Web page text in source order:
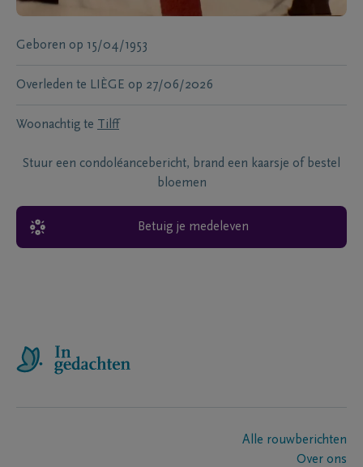
Geboren op 15/04/1953
Overleden te LIÈGE op 27/06/2026
Woonachtig te Tilff
Stuur een condoléancebericht, brand een kaarsje of bestel
bloemen
Betuig je medeleven
Alle rouwberichten
Over ons